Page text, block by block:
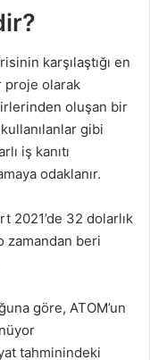
karşılaştığı en
proje olarak
oluşan bir
gibi
iş kanıtı
odaklanır.
2021’de 32 dolarlık
zamandan beri
göre, ATOM’un
tahminindeki